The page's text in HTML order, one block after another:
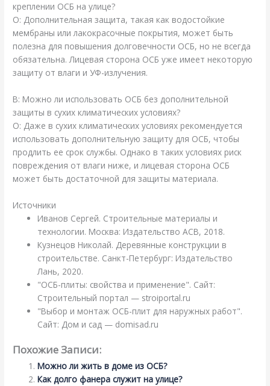
креплении ОСБ на улице?
О: Дополнительная защита, такая как водостойкие
мембраны или лакокрасочные покрытия, может быть
полезна для повышения долговечности ОСБ, но не всегда
обязательна. Лицевая сторона ОСБ уже имеет некоторую
защиту от влаги и УФ-излучения.
В: Можно ли использовать ОСБ без дополнительной
защиты в сухих климатических условиях?
О: Даже в сухих климатических условиях рекомендуется
использовать дополнительную защиту для ОСБ, чтобы
продлить ее срок службы. Однако в таких условиях риск
повреждения от влаги ниже, и лицевая сторона ОСБ
может быть достаточной для защиты материала.
Источники
Иванов Сергей. Строительные материалы и
технологии. Москва: Издательство АСВ, 2018.
Кузнецов Николай. Деревянные конструкции в
строительстве. Санкт-Петербург: Издательство
Лань, 2020.
"ОСБ-плиты: свойства и применение". Сайт:
Строительный портал — stroiportal.ru
"Выбор и монтаж ОСБ-плит для наружных работ".
Сайт: Дом и сад — domisad.ru
Похожие Записи:
Можно ли жить в доме из ОСБ?
Как долго фанера служит на улице?